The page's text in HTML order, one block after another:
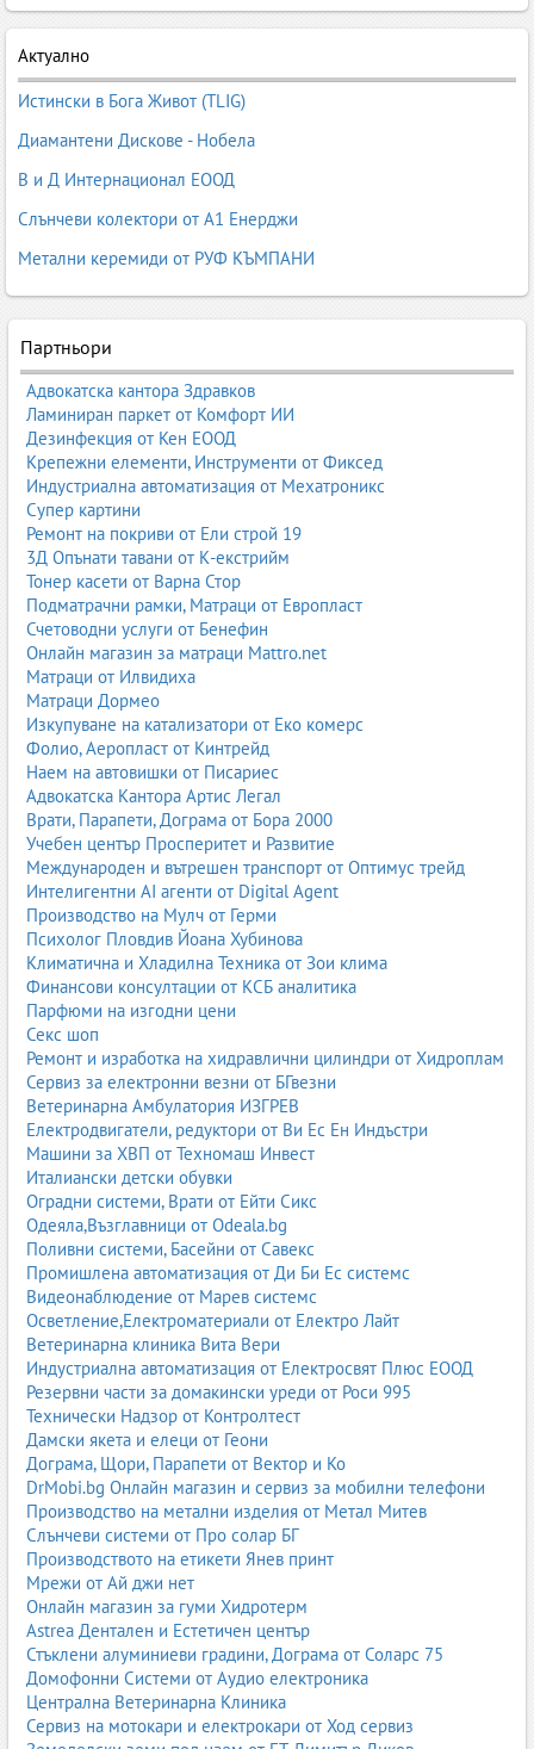
Актуално
Истински в Бога Живот (TLIG)
Диамантени Дискове - Нобела
В и Д Интернационал ЕООД
Слънчеви колектори от А1 Енерджи
Метални керемиди от РУФ КЪМПАНИ
Партньори
Адвокатска кантора Здравков
Ламиниран паркет от Комфорт ИИ
Дезинфекция от Кен ЕООД
Крепежни елементи, Инструменти от Фиксед
Индустриална автоматизация от Мехатроникс
Супер картини
Ремонт на покриви от Ели строй 19
3Д Опънати тавани от К-екстрийм
Тонер касети от Варна Стор
Подматрачни рамки, Матраци от Европласт
Счетоводни услуги от Бенефин
Онлайн магазин за матраци Mattro.net
Матраци от Илвидиха
Матраци Дормео
Изкупуване на катализатори от Еко комерс
Фолио, Аеропласт от Кинтрейд
Наем на автовишки от Писариес
Адвокатска Кантора Артис Легал
Врати, Парапети, Дограма от Бора 2000
Учебен център Просперитет и Развитие
Международен и вътрешен транспорт от Оптимус трейд
Интелигентни AI агенти от Digital Agent
Производство на Мулч от Герми
Психолог Пловдив Йоана Хубинова
Климатична и Хладилна Техника от Зои клима
Финансови консултации от КСБ аналитика
Парфюми на изгодни цени
Секс шоп
Ремонт и изработка на хидравлични цилиндри от Хидроплам
Сервиз за електронни везни от БГвезни
Ветеринарна Амбулатория ИЗГРЕВ
Електродвигатели, редуктори от Ви Ес Ен Индъстри
Машини за ХВП от Техномаш Инвест
Италиански детски обувки
Оградни системи, Врати от Ейти Сикс
Одеяла,Възглавници от Odeala.bg
Поливни системи, Басейни от Савекс
Промишлена автоматизация от Ди Би Ес системс
Видеонаблюдение от Марев системс
Осветление,Електроматериали от Електро Лайт
Ветеринарна клиника Вита Вери
Индустриална автоматизация от Електросвят Плюс ЕООД
Резервни части за домакински уреди от Роси 995
Технически Надзор от Контролтест
Дамски якета и елеци от Геони
Дограма, Щори, Парапети от Вектор и Ко
DrMobi.bg Онлайн магазин и сервиз за мобилни телефони
Производство на метални изделия от Метал Митев
Слънчеви системи от Про солар БГ
Производството на етикети Янев принт
Мрежи от Ай джи нет
Онлайн магазин за гуми Хидротерм
Astrea Дентален и Естетичен център
Стъклени алуминиеви градини, Дограма от Соларс 75
Домофонни Системи от Аудио електроника
Централна Ветеринарна Клиника
Сервиз на мотокари и електрокари от Ход сервиз